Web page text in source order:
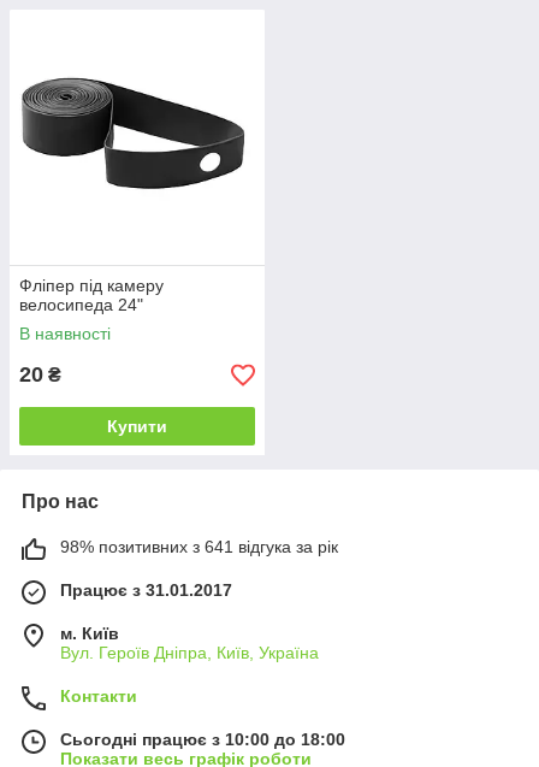
Фліпер під камеру
велосипеда 24"
В наявності
20 ₴
Купити
Про нас
98% позитивних з 641 відгука за рік
Працює з 31.01.2017
м. Київ
Вул. Героїв Дніпра, Київ, Україна
Контакти
Сьогодні працює з 10:00 до 18:00
Показати весь графік роботи